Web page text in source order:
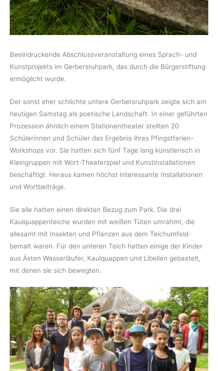
Beeindruckende Abschlussveranstaltung eines Sprach- und
Kunstprojekts im Gerbersruhpark, das durch die Bürgerstiftung
ermöglicht wurde.
Der sonst eher schlichte untere Gerbersruhpark zeigte sich am
heutigen Samstag als poetische Landschaft. In einer geführten
Prozession ähnlich einem Stationentheater stellten 20
Schülerinnen und Schüler das Ergebnis ihres Pfingstferien-
Workshops vor. Sie hatten sich fünf Tage lang künstlerisch in
Kleingruppen mit Wort-Theaterspiel und Kunstinstallationen
beschäftigt. Heraus kamen höchst interessante Installationen
und Wortbeiträge.
Sie alle hatten einen direkten Bezug zum Park. Die drei
Kaulquappenteiche wurden mit weißen Tüten umrahmt, die
allesamt mit Insekten und Pflanzen aus dem Teichumfeld
bemalt waren. Für den unteren Teich hatten einige der Kinder
aus Ästen Wasserläufer, Kaulquappen und Libellen gebastelt,
mit denen sie sich bewegten.